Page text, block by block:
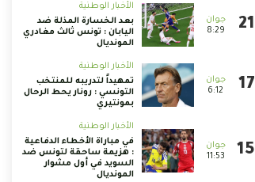
8:29
الأخبار الوطنية
بعد الخسارة المذلة ضد
اليابان : تونس ثالث مغادري
المونديال
6:12
الأخبار الوطنية
تمهيداً لتدريبه للمنتخب
التونسي : رونار يحط الرحال
بمونتيري
11:53
الأخبار الوطنية
في مباراة الأخطاء الدفاعية
: هزيمة ساحقة لتونس ضد
السويد في أول مشوار
المونديال